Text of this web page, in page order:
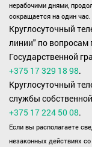
нерабочими днями,
сокращается на один час.
Круглосуточный
линии" по вопросам
Государственной
+375 17 329 18 98.
Круглосуточный
службы
+375 17 224 50 08.
Если вы располагаете
незаконных действиях